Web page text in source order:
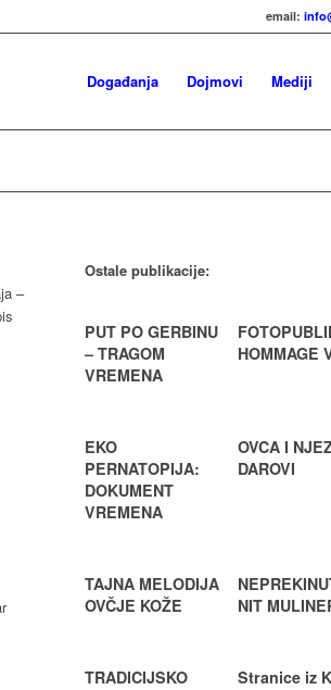
email:
Događanja Dojmovi Mediji
–
Ostale publikacije:
PUT PO GERBINU
– TRAGOM
VREMENA
HOMMAGE
EKO
PERNATOPIJA:
DOKUMENT
VREMENA
OVCA I
DAROVI
TAJNA MELODIJA
OVČJE KOŽE
NIT
TRADICIJSKO
Stranice iz